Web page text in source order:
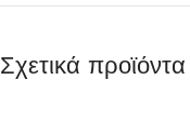
Σχετικά προϊόντα